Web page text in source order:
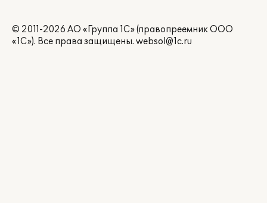
© 2011-2026 АО «Группа 1С» (правопреемник ООО
«1С»). Все права защищены. websol@1c.ru